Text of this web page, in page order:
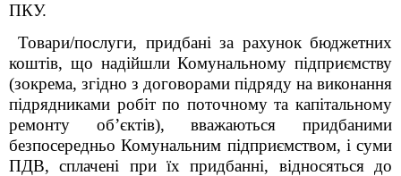
ПКУ.
Товари/послуги, придбані за рахунок бюджетних
коштів, що надійшли Комунальному підприємству
(зокрема, згідно з договорами підряду на виконання
підрядниками робіт по поточному та капітальному
ремонту об’єктів), вважаються придбаними
безпосередньо Комунальним підприємством, і суми
ПДВ, сплачені при їх придбанні, відносяться до